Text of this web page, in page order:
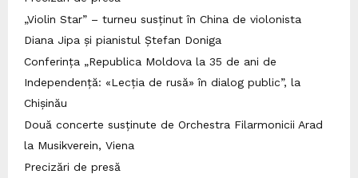
„Violin Star” – turneu susținut în China de violonista
Diana Jipa și pianistul Ștefan Doniga
Conferința „Republica Moldova la 35 de ani de
Independență: «Lecția de rusă» în dialog public”, la
Chișinău
Două concerte susținute de Orchestra Filarmonicii Arad
la Musikverein, Viena
Precizări de presă